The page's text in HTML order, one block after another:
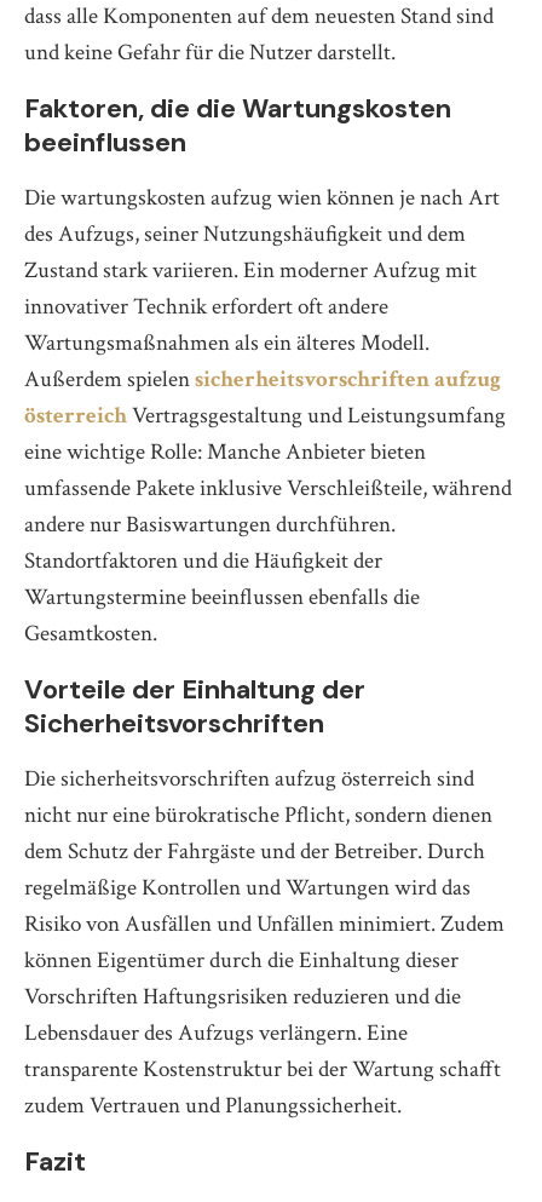
dass alle Komponenten auf dem neuesten Stand sind
und keine Gefahr für die Nutzer darstellt.
Faktoren, die die Wartungskosten
beeinflussen
Die wartungskosten aufzug wien können je nach Art
des Aufzugs, seiner Nutzungshäufigkeit und dem
Zustand stark variieren. Ein moderner Aufzug mit
innovativer Technik erfordert oft andere
Wartungsmaßnahmen als ein älteres Modell.
Außerdem spielensicherheitsvorschriften aufzug
österreichVertragsgestaltung und Leistungsumfang
eine wichtige Rolle: Manche Anbieter bieten
umfassende Pakete inklusive Verschleißteile, während
andere nur Basiswartungen durchführen.
Standortfaktoren und die Häufigkeit der
Wartungstermine beeinflussen ebenfalls die
Gesamtkosten.
Vorteile der Einhaltung der
Sicherheitsvorschriften
Die sicherheitsvorschriften aufzug österreich sind
nicht nur eine bürokratische Pflicht, sondern dienen
dem Schutz der Fahrgäste und der Betreiber. Durch
regelmäßige Kontrollen und Wartungen wird das
Risiko von Ausfällen und Unfällen minimiert. Zudem
können Eigentümer durch die Einhaltung dieser
Vorschriften Haftungsrisiken reduzieren und die
Lebensdauer des Aufzugs verlängern. Eine
transparente Kostenstruktur bei der Wartung schafft
zudem Vertrauen und Planungssicherheit.
Fazit